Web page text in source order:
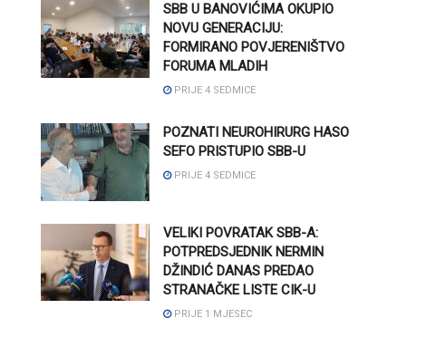
SBB U BANOVIĆIMA OKUPIO
NOVU GENERACIJU:
FORMIRANO POVJERENIŠTVO
FORUMA MLADIH
PRIJE 4 SEDMICE
POZNATI NEUROHIRURG HASO
SEFO PRISTUPIO SBB-U
PRIJE 4 SEDMICE
VELIKI POVRATAK SBB-A:
POTPREDSJEDNIK NERMIN
DŽINDIĆ DANAS PREDAO
STRANAČKE LISTE CIK-U
PRIJE 1 MJESEC